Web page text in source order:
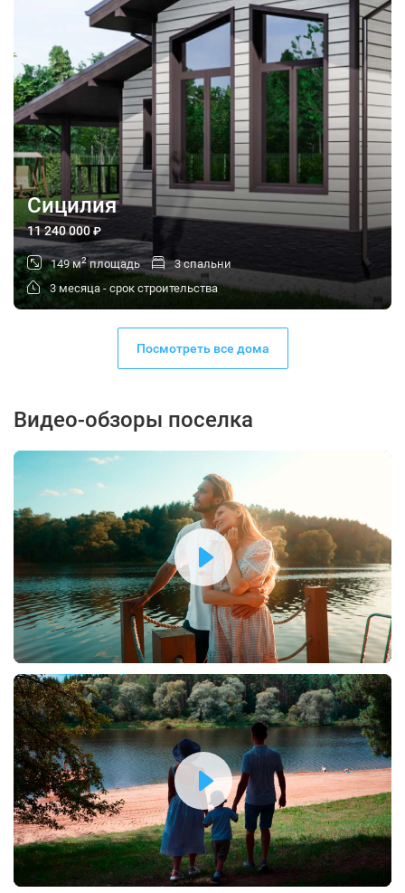
Сицилия
11 240 000₽
149 м2площадь
3 спальни
3 месяца - срок строительства
Посмотреть все дома
Видео-обзоры поселка